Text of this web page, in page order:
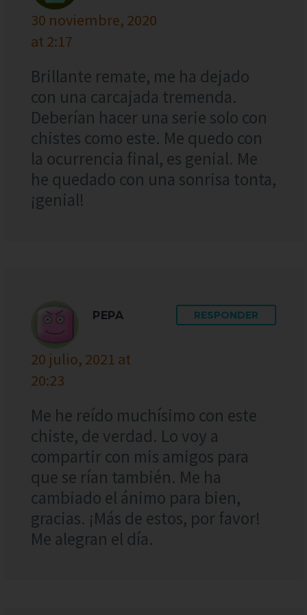
30 noviembre, 2020
at 2:17
Brillante remate, me ha dejado
con una carcajada tremenda.
Deberían hacer una serie solo con
chistes como este. Me quedo con
la ocurrencia final, es genial. Me
he quedado con una sonrisa tonta,
¡genial!
PEPA
20 julio, 2021 at
20:23
RESPONDER
Me he reído muchísimo con este
chiste, de verdad. Lo voy a
compartir con mis amigos para
que se rían también. Me ha
cambiado el ánimo para bien,
gracias. ¡Más de estos, por favor!
Me alegran el día.